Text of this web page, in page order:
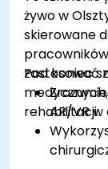
żywo w
skierowane
zastosować
rehabilitacji.
Pod koniec
AR/VR